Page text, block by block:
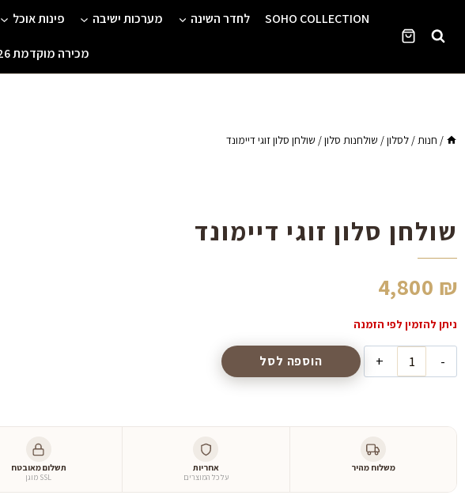
SOHO COLLECTION לחדר השינה מערכות ישיבה פינות אוכל
מכירה מוקדמת 2026
/ חנות/ לסלון/ שולחנות סלון/ שולחן סלון זוגי דיימונד
שולחן סלון זוגי דיימונד
4,800 ₪
הוספה לסל
משלוח מהיר אחריות
על כל המוצרים
תשלום מאובטח
SSL מוגן